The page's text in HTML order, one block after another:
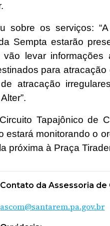
sobre os serviços:
Sempta estarão
levar informações
para
atracação
Tapajônico de
estará monitorando o
próxima à Praça
Contato da Assessoria de
ascom@santarem.pa.gov.br